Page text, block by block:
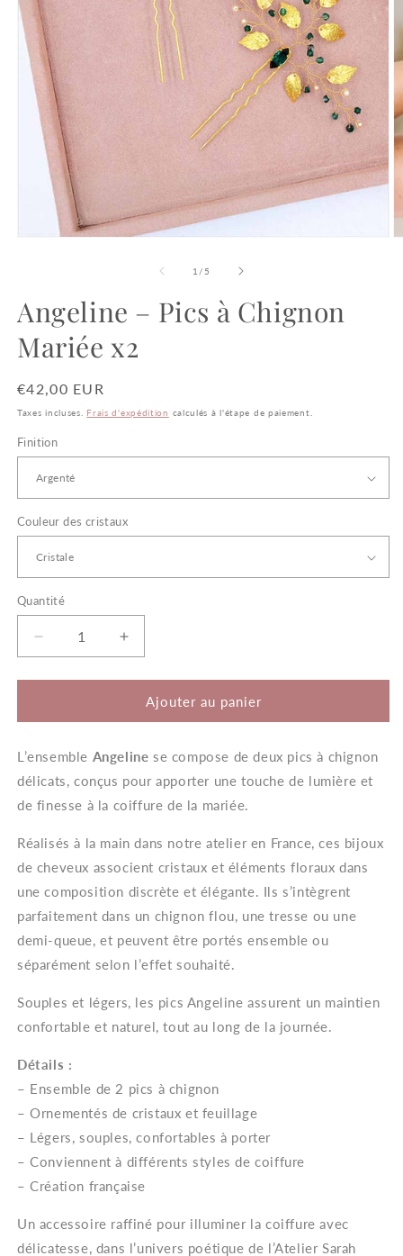
une
fenêtre
modale
1 /de5
Angeline – Pics à Chignon
Mariée x2
Prix
habituel
€42,00 EUR
Taxes incluses. Frais d'expédition calculés à l'étape de paiement.
Finition
Couleur des cristaux
Quantité
Quantité
Réduire
la
quantité
Angeline
Pics
à
Mariée
Augmenter
la
quantité
Angeline
Pics
à
Mariée
Ajouter au panier
L’ensemble Angeline se compose de deux pics à chignon
délicats, conçus pour apporter une touche de lumière et
de finesse à la coiffure de la mariée.
Réalisés à la main dans notre atelier en France, ces bijoux
de cheveux associent cristaux et éléments floraux dans
une composition discrète et élégante. Ils s’intègrent
parfaitement dans un chignon flou, une tresse ou une
demi-queue, et peuvent être portés ensemble ou
séparément selon l’effet souhaité.
Souples et légers, les pics Angeline assurent un maintien
confortable et naturel, tout au long de la journée.
Détails :
– Ensemble de 2 pics à chignon
– Ornementés de cristaux et feuillage
– Légers, souples, confortables à porter
– Conviennent à différents styles de coiffure
– Création française
Un accessoire raffiné pour illuminer la coiffure avec
délicatesse, dans l’univers poétique de l’Atelier Sarah